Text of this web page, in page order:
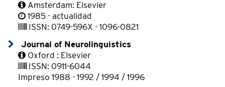
Amsterdam: Elsevier
1985 - actualidad
ISSN: 0749-596X - 1096-0821
Journal of Neurolinguistics
Oxford : Elsevier
ISSN: 0911-6044
Impreso 1988 - 1992 / 1994 / 1996